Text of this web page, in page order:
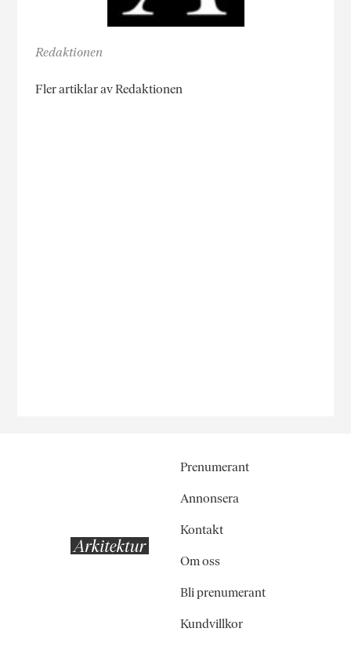
Redaktionen
Fler artiklar av Redaktionen
Prenumerant
Annonsera
Kontakt
Om oss
Bli prenumerant
Kundvillkor